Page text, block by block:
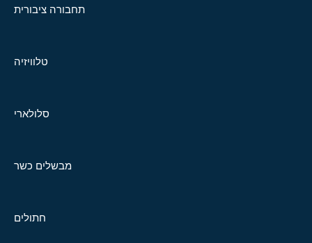
תחבורה ציבורית
טלוויזיה
סלולארי
מבשלים כשר
חתולים